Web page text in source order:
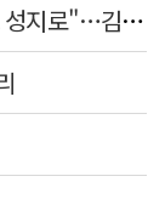
[차 한 잔]"대구를 세계적 스트리트댄스 성지로"…김민중 대구경북스트릿댄스협회장